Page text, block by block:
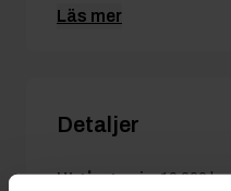
Läs mer
Detaljer
Utgångspris: 10 000 kr